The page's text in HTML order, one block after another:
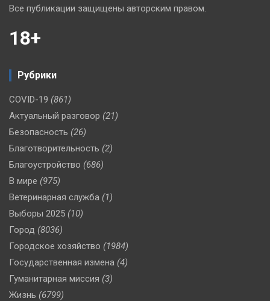
Все публикации защищены авторским правом.
18+
Рубрики
COVID-19 (861)
Актуальный разговор (21)
Безопасность (26)
Благотворительность (2)
Благоустройство (686)
В мире (975)
Ветеринарная служба (1)
Выборы 2025 (10)
Город (8036)
Городское хозяйство (1984)
Государственная измена (4)
Гуманитарная миссия (3)
Жизнь (6799)